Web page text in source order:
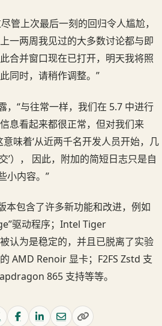
管上次最后一刻的回归令人尴尬，
一两周我见过的大多数讨论都与即
合并窗口现在已打开，明天我将照
同时，请稍作调整。”
，“与往常一样，我们在 5.7 中进行
息看起来都很正常，但对我们来
意味着‘从近两千名开发人员开始，几
’）， 因此，附加的简短日志只是自
小内容。”
本包含了许多新功能和改进，例如
驱动程序；Intel Tiger
认为是稳定的，并且已脱离了实验
AMD Renoir 显卡；F2FS Zstd 支
865 支持等等。